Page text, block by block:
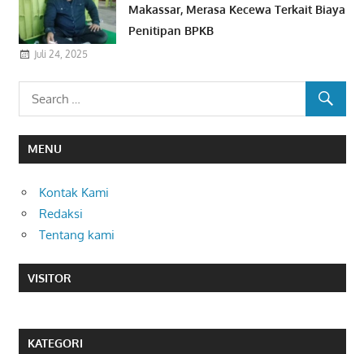
Makassar, Merasa Kecewa Terkait Biaya
Penitipan BPKB
Juli 24, 2025
MENU
Kontak Kami
Redaksi
Tentang kami
VISITOR
KATEGORI